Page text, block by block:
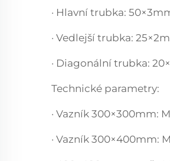
· Hlavní trubka:
· Vedlejší trubka:
· Diagonální trubka:
Technické parametry:
· Vazník 300×300mm:
· Vazník 300×400mm: